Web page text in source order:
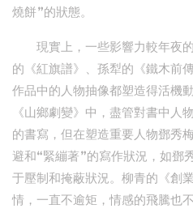
燒餅”的狀態。
現實上，一些影響力較年夜
的《紅旗譜》、孫犁的《鐵木前
作品中的人物抽像都塑造得活機
《山鄉劇變》中，盡管對書中人
的書寫，但在塑造重要人物鄧秀
避和“緊繃著”的寫作狀況，如鄧
于壓制和掩蔽狀況。柳青的《創
情，一直不逾矩，情感的飛騰也